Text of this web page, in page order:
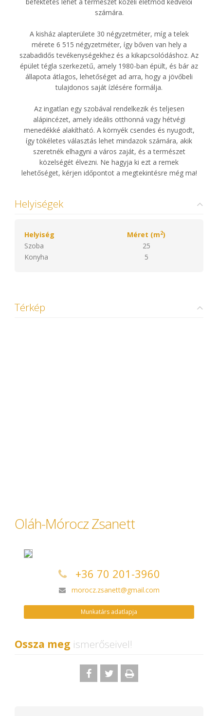
számára.
A kisház alapterülete 30 négyzetméter, míg a telek
mérete 6 515 négyzetméter, így bőven van hely a
szabadidős tevékenységekhez és a kikapcsolódáshoz. Az
épület tégla szerkezetű, amely 1980-ban épült, és bár az
állapota átlagos, lehetőséget ad arra, hogy a jövőbeli
tulajdonos saját ízlésére formálja.
Az ingatlan egy szobával rendelkezik és teljesen
alápincézet, amely ideális otthonná vagy hétvégi
menedékké alakítható. A környék csendes és nyugodt,
így tökéletes választás lehet mindazok számára, akik
szeretnék elhagyni a város zaját, és a természet
közelségét élvezni. Ne hagyja ki ezt a remek
lehetőséget, kérjen időpontot a megtekintésre még ma!
Helyiségek
Helyiség Méret (m2)
Szoba
25
Konyha
5
Térkép
Oláh-Mórocz Zsanett
+36 70 201-3960
morocz.zsanett@gmail.com
Munkatárs adatlapja
Ossza meg ismerőseivel!